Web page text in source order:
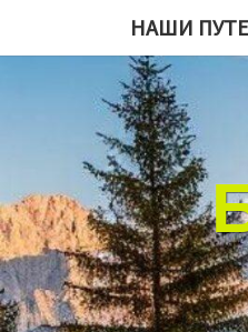
НАШИ